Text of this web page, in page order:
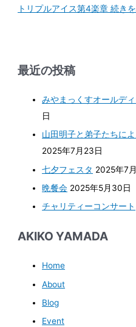
トリプルアイス第4楽章 続き
最近の投稿
みやまっくすオールデ
日
山田明子と弟子たちに
2025年7月23日
七夕フェスタ 2025年7
晩餐会 2025年5月30日
チャリティーコンサート
AKIKO YAMADA
Home
About
Blog
Event